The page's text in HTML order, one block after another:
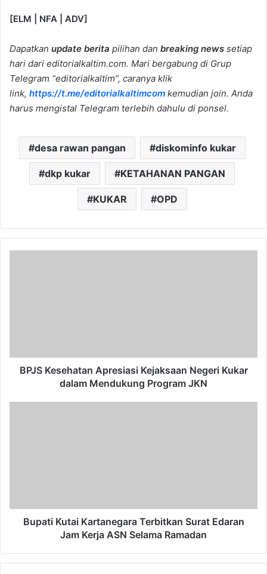
[ELM | NFA | ADV]
Dapatkan update berita pilihan dan breaking news setiap
hari dari editorialkaltim.com. Mari bergabung di Grup
Telegram “editorialkaltim”, caranya klik
link, https://t.me/editorialkaltimcom kemudian join. Anda
harus mengistal Telegram terlebih dahulu di ponsel.
desa rawan pangan diskominfo kukar
dkp kukar KETAHANAN PANGAN
KUKAR OPD
Program
JKNBPJS Kesehatan Apresiasi Kejaksaan Negeri Kukar
dalam Mendukung Program JKN
ASN
SelamaBupati Kutai Kartanegara Terbitkan Surat Edaran
Jam Kerja ASN Selama Ramadan